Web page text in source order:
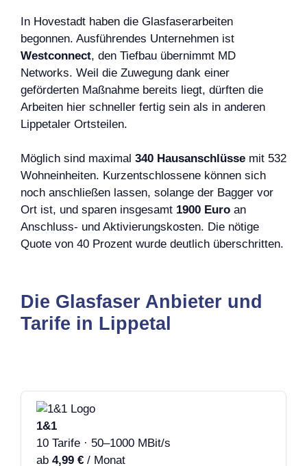
In Hovestadt haben die Glasfaserarbeiten
begonnen. Ausführendes Unternehmen ist
Westconnect, den Tiefbau übernimmt MD
Networks. Weil die Zuwegung dank einer
geförderten Maßnahme bereits liegt, dürften die
Arbeiten hier schneller fertig sein als in anderen
Lippetaler Ortsteilen.
Möglich sind maximal 340 Hausanschlüsse mit 532
Wohneinheiten. Kurzentschlossene können sich
noch anschließen lassen, solange der Bagger vor
Ort ist, und sparen insgesamt 1900 Euro an
Anschluss- und Aktivierungskosten. Die nötige
Quote von 40 Prozent wurde deutlich überschritten.
Die Glasfaser Anbieter und
Tarife in Lippetal
1&1
10 Tarife · 50–1000 MBit/s
ab 4,99 € / Monat